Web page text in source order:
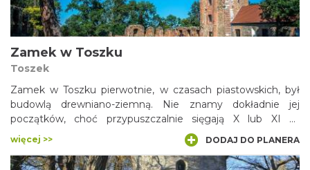
Borkowica. Od połowy XVII wieku zaczął popadać w ruinę.
Wreszcie stał się atrakcją turystyczną, leżącą na popularnym
Szlaku Orlich Gniazd.
Zamek w Toszku
Toszek
Zamek w Toszku pierwotnie, w czasach piastowskich, był
budowlą drewniano-ziemną. Nie znamy dokładnie jej
początków, choć przypuszczalnie sięgają X lub XI w.
Panujący tu w wieku XV książę Przemysław wzniósł
budowlę murowaną, zaś z końcem XVI w. powstała tu
renesansowa rezydencja. Zamek, który spłonął w 1811 roku,
więcej >> DODAJ DO PLANERA